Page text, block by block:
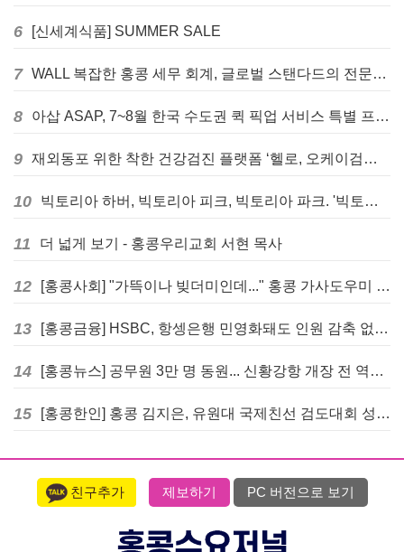
6 [신세계식품] SUMMER SALE
7 WALL 복잡한 홍콩 세무 회계, 글로벌 스탠다드의 전문가들이 답을 드립니다! - 법인설립, 회계, 감사
8 아삽 ASAP, 7~8월 한국 수도권 퀵 픽업 서비스 특별 프로모션 실시
9 재외동포 위한 착한 건강검진 플랫폼 ‘헬로, 오케이검진’ 서비스 개시
10 빅토리아 하버, 빅토리아 피크, 빅토리아 파크. '빅토리아’의 이름은 어떻게 온 걸까? - [이승권 원장의 생활칼럼]
11 더 넓게 보기 - 홍콩우리교회 서현 목사
12 [홍콩사회] "가뜩이나 빚더미인데..." 홍콩 가사도우미 대출 전면 금지 촉구
13 [홍콩금융] HSBC, 항셍은행 민영화돼도 인원 감축 없다... 독립 브랜드 유지
14 [홍콩뉴스] 공무원 3만 명 동원... 신황강항 개장 전 역대급 훈련 실시
15 [홍콩한인] 홍콩 김지은, 유원대 국제친선 검도대회 성인단체전 우승
친구추가 제보하기 PC 버전으로 보기